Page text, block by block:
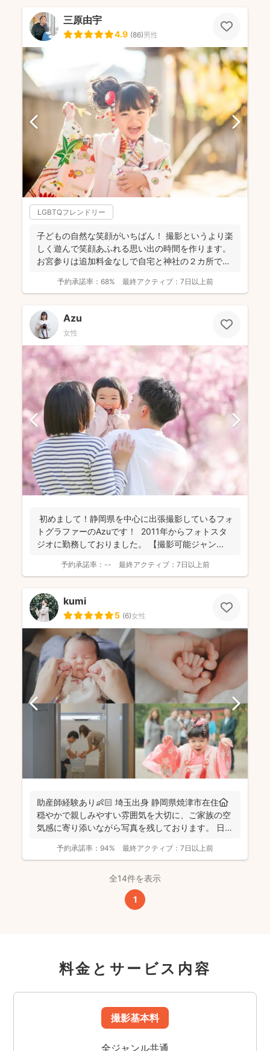
三原由宇
4.9 (86)男性
LGBTQフレンドリー
子どもの自然な笑顔がいちばん！ 撮影というより楽
しく遊んで笑顔あふれる思い出の時間を作ります。
お宮参りは追加料金なしで自宅と神社の２カ所で撮
予約承諾率： 68% 最終アクティブ： 7日以上前
Azu
女性
初めまして！静岡県を中心に出張撮影しているフォ
トグラファーのAzuです！ 2011年からフォトスタ
ジオに勤務しておりました。 【撮影可能ジャン...
予約承諾率： -- 最終アクティブ： 7日以上前
kumi
5 (6)女性
助産師経験あり👶🏻 埼玉出身 静岡県焼津市在住🏠
穏やかで親しみやすい雰囲気を大切に、ご家族の空
気感に寄り添いながら写真を残しております。 日
予約承諾率： 94% 最終アクティブ： 7日以上前
全14件を表示
1
料金とサービス内容
撮影基本料
全ジャンル共通